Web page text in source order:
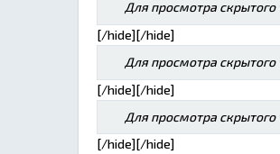
Для просмотра скрытого
[/hide][/hide]
Для просмотра скрытого
[/hide][/hide]
Для просмотра скрытого
[/hide][/hide]